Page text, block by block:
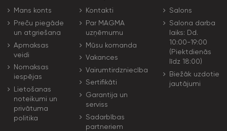
Mans konts
Preču piegāde
un atgriešana
Apmaksas
veidi
Nomaksas
iespējas
Lietošanas
noteikumi un
privātuma
politika
Kontakti
Par MAGMA
uzņēmumu
Mūsu komanda
Vakances
Vairumtirdzniecība
Sertifikāti
Garantija un
serviss
Sadarbības
partneriem
Salons
Salona darba
laiks: Dd.
10:00-19:00
(Piektdienās
līdz 18:00)
Biežāk uzdotie
jautājumi